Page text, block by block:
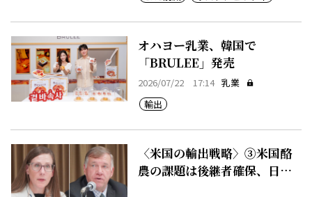
オハヨー乳業、韓国で
「BRULEE」発売
2026/07/22 17:14 乳業
輸出
〈米国の輸出戦略〉③米国酪
農の課題は後継者確保、日本